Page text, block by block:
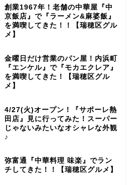
創業1967年！老舗の中華屋『中
京飯店』で『ラーメン&麻婆飯』
を満喫してきた！！【瑞穂区グル
メ】
金曜日だけ営業のパン屋！内浜町
『エンケル』で『モカエクレア』
を満喫してきた！【瑞穂区グル
メ】
4/27(火)オープン！『サポーレ熱
田店』見に行ってみた！スーパー
じゃないみたいなオシャレな外観
♪
弥富通『中華料理 味楽』でラン
チしてきた！！【瑞穂区グルメ】